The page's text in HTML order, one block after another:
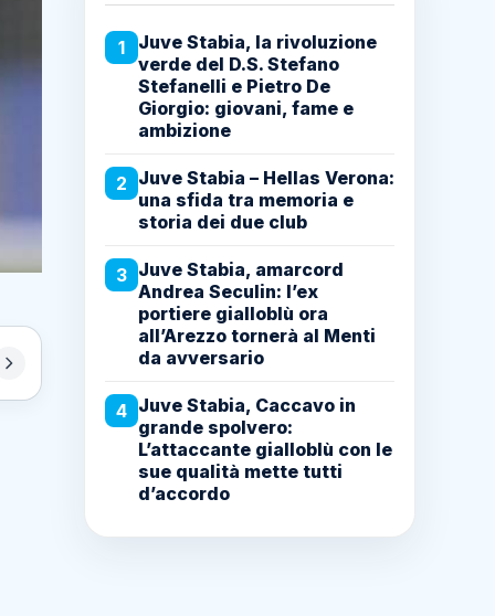
1
Juve Stabia, la rivoluzione
verde del D.S. Stefano
Stefanelli e Pietro De
Giorgio: giovani, fame e
ambizione
2 Juve Stabia – Hellas Verona:
una sfida tra memoria e
storia dei due club
3 Juve Stabia, amarcord
Andrea Seculin: l’ex
portiere gialloblù ora
all’Arezzo tornerà al Menti
da avversario
4 Juve Stabia, Caccavo in
grande spolvero:
L’attaccante gialloblù con le
sue qualità mette tutti
d’accordo